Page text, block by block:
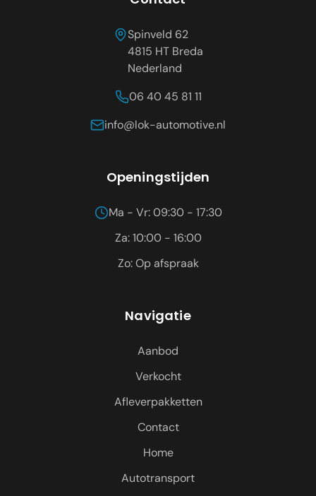
Spinveld 62
4815 HT Breda
Nederland
06 40 45 81 11
info@lok-automotive.nl
Openingstijden
Ma - Vr: 09:30 - 17:30
Za: 10:00 - 16:00
Zo: Op afspraak
Navigatie
Aanbod
Verkocht
Afleverpakketten
Contact
Home
Autotransport